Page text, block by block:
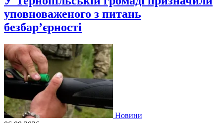
уповноваженого з питань
безбар’єрності
Новини